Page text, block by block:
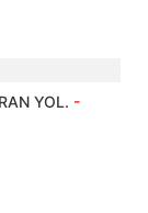
YOL. -